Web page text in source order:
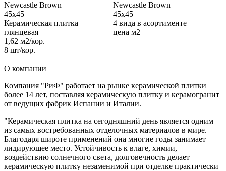
Newcastle Brown
45x45
Керамическая плитка
глянцевая
1,62 м2/кор.
8 шт/кор.
Newcastle Brown
45x45
4 вида в асортименте
цена м2
О компании
Компания "РиФ" работает на рынке керамической плитки
более 14 лет, поставляя керамическую плитку и керамогранит
от ведущих фабрик Испании и Италии.
"Керамическая плитка на сегодняшний день является одним
из самых востребованных отделочных материалов в мире.
Благодаря широте применений она многие годы занимает
лидирующее место. Устойчивость к влаге, химии,
воздействию солнечного света, долговечность делает
керамическую плитку незаменимой при отделке практически